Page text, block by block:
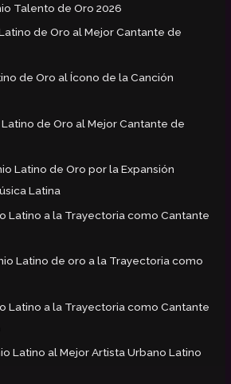
Talento de Oro 2026
de Oro al Mejor Cantante de
de Oro al Ícono de la Canción
de Oro al Mejor Cantante de
Latino de Oro por la Expansión
Latina
Latino a la Trayectoria como Cantante
Latino de oro a la Trayectoria como
Latino a la Trayectoria como Cantante
Latino al Mejor Artista Urbano Latino